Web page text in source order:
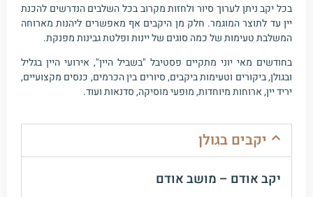
בכל יקב ניתן לערוך סיור ולחזות מקרוב בכל השלבים הנדרשים להכנת
יין עד לתוצר המוגמר. חלק מן היקבים אף מאפשרים ליהנות מארוחה
המשלבת טעימות של כמה סוגים של יינות ופלטת גבינות מפנקת.
בחודשים מאי יוני מתקיים פסטיבל "בשביל היין", אירועי היין בגליל
ובגולן, ביקורים וטעימות ביקבים, סיורים בין הכרמים, כנסים מקצועיים,
יריד יין, ארוחות מיוחדות, מופעי מוסיקה, סדנאות ועוד.
יקבים בגולן
יקב אודם – מושב אודם